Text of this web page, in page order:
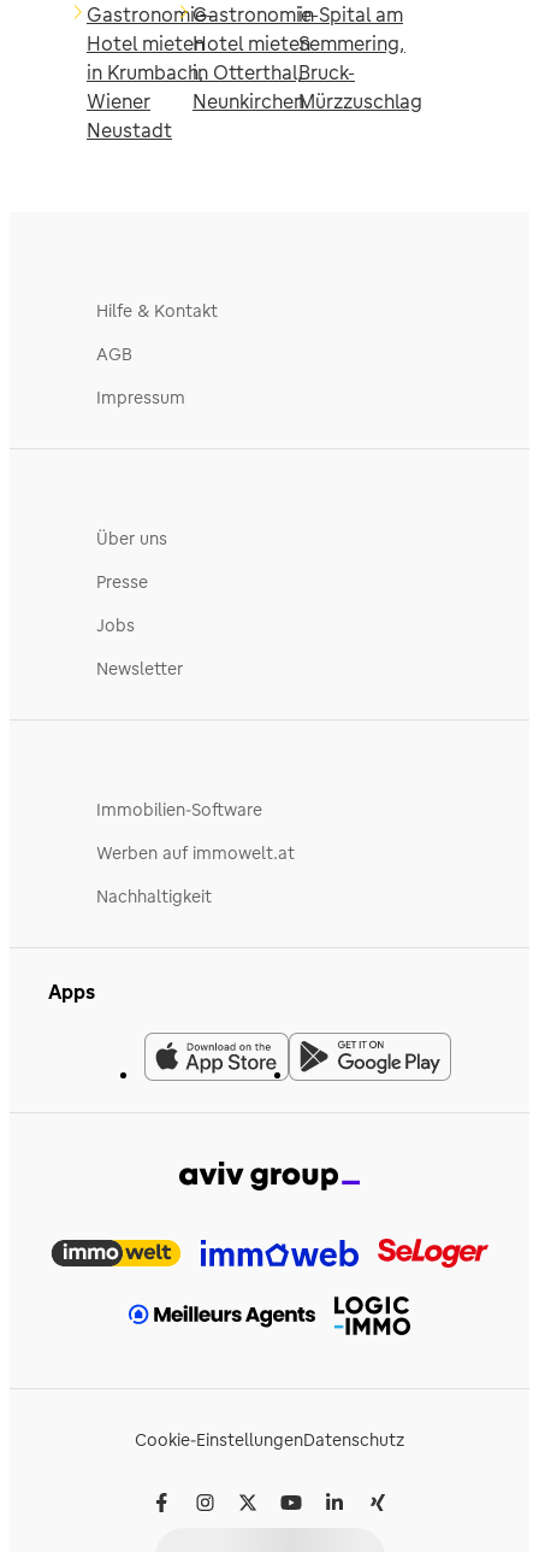
Gastronomie-
Hotel mieten
in Krumbach,
Wiener
Neustadt
Gastronomie-
Hotel mieten
in Otterthal,
Neunkirchen
in Spital am
Semmering,
Bruck-
Mürzzuschlag
Hilfe & Kontakt
AGB
Impressum
Über uns
Presse
Jobs
Newsletter
Immobilien-Software
Werben auf immowelt.at
Nachhaltigkeit
Apps
Cookie-EinstellungenDatenschutz